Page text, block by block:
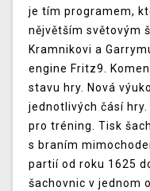
je tím programem,
nějvětším světovým
Kramnikovi a
engine Fritz9.
stavu hry. Nová
jednotlivých čásí
pro tréning. Tisk
s braním
partií od roku 1625
šachovnic v jednom